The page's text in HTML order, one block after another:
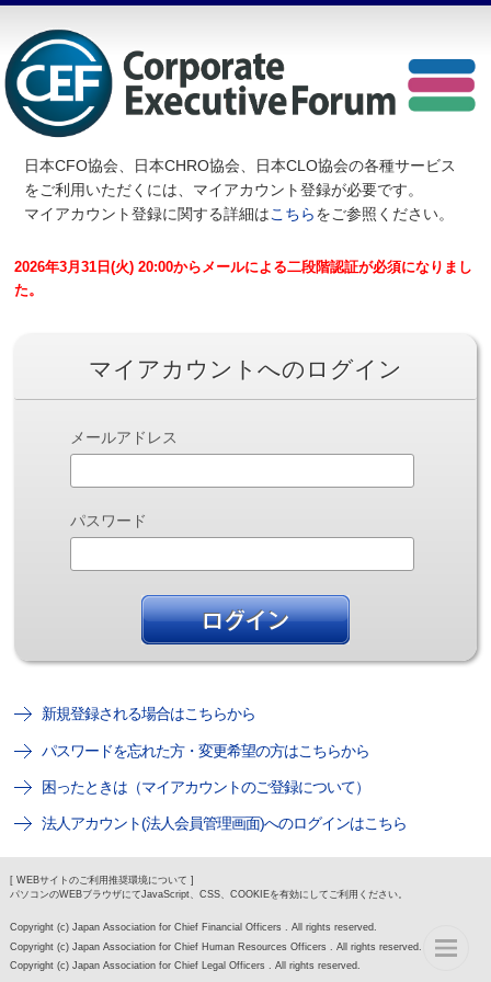
日本CFO協会、日本CHRO協会、日本CLO協会の各種サービス
をご利用いただくには、マイアカウント登録が必要です。
マイアカウント登録に関する詳細はこちらをご参照ください。
2026年3月31日(火) 20:00からメールによる二段階認証が必須になりまし
た。
マイアカウントへのログイン
メールアドレス
パスワード
新規登録される場合はこちらから
パスワードを忘れた方・変更希望の方はこちらから
困ったときは（マイアカウントのご登録について）
法人アカウント(法人会員管理画面)へのログインはこちら
[ WEBサイトのご利用推奨環境について ]
パソコンのWEBブラウザにてJavaScript、CSS、COOKIEを有効にしてご利用ください。
Copyright (c) Japan Association for Chief Financial Officers . All rights reserved.
Copyright (c) Japan Association for Chief Human Resources Officers . All rights reserved.
Copyright (c) Japan Association for Chief Legal Officers . All rights reserved.